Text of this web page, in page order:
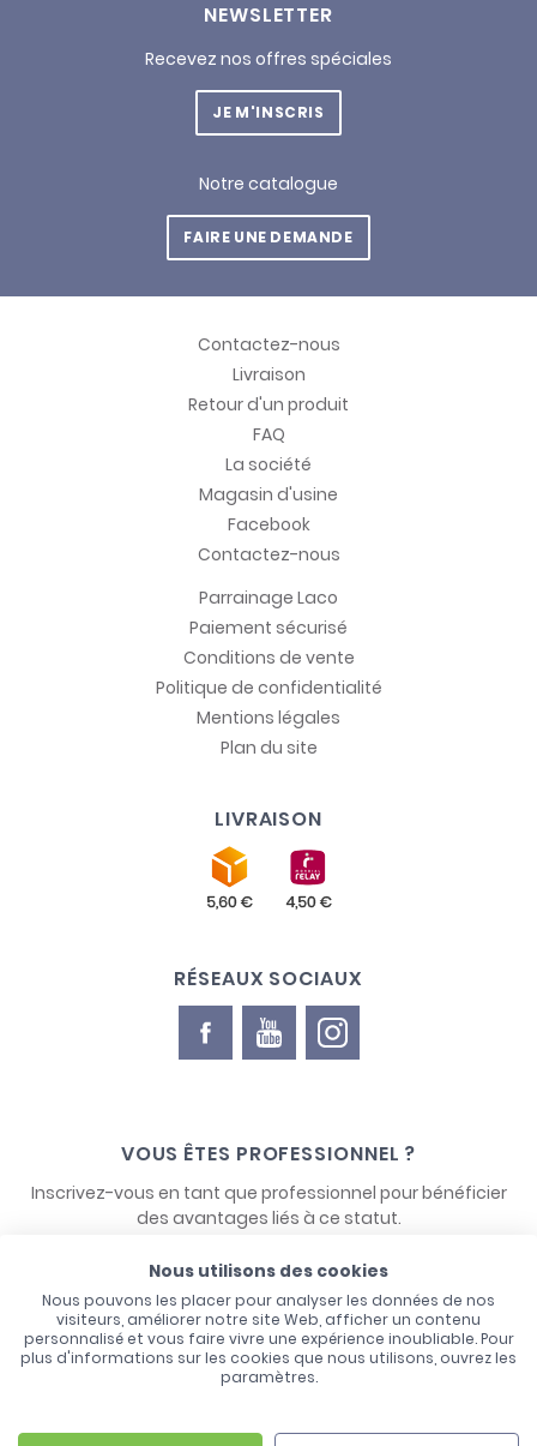
NEWSLETTER
Recevez nos offres spéciales
JE M'INSCRIS
Notre catalogue
FAIRE UNE DEMANDE
Contactez-nous
Livraison
Retour d'un produit
FAQ
La société
Magasin d'usine
Facebook
Contactez-nous
Parrainage Laco
Paiement sécurisé
Conditions de vente
Politique de confidentialité
Mentions légales
Plan du site
LIVRAISON
RÉSEAUX SOCIAUX
VOUS ÊTES PROFESSIONNEL ?
Inscrivez-vous en tant que professionnel pour bénéficier
des avantages liés à ce statut.
Nous utilisons des cookies
Nous pouvons les placer pour analyser les données de nos
visiteurs, améliorer notre site Web, afficher un contenu
personnalisé et vous faire vivre une expérience inoubliable. Pour
plus d'informations sur les cookies que nous utilisons, ouvrez les
paramètres.